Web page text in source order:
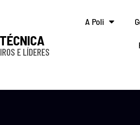
E LÍDERES
A Poli